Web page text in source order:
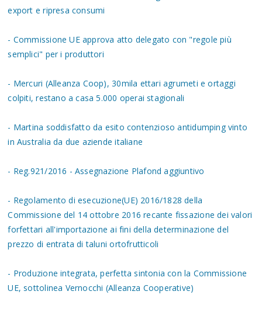
export e ripresa consumi
- Commissione UE approva atto delegato con "regole più
semplici" per i produttori
- Mercuri (Alleanza Coop), 30mila ettari agrumeti e ortaggi
colpiti, restano a casa 5.000 operai stagionali
- Martina soddisfatto da esito contenzioso antidumping vinto
in Australia da due aziende italiane
- Reg.921/2016 - Assegnazione Plafond aggiuntivo
- Regolamento di esecuzione(UE) 2016/1828 della
Commissione del 14 ottobre 2016 recante fissazione dei valori
forfettari all'importazione ai fini della determinazione del
prezzo di entrata di taluni ortofrutticoli
- Produzione integrata, perfetta sintonia con la Commissione
UE, sottolinea Vernocchi (Alleanza Cooperative)